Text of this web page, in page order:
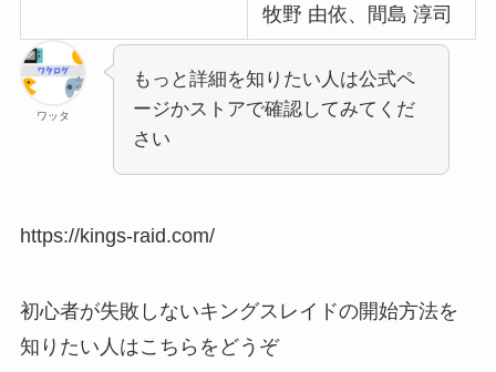
牧野 由依、間島 淳司
ワッタ
もっと詳細を知りたい人は公式ペ
ージかストアで確認してみてくだ
さい
https://kings-raid.com/
初心者が失敗しないキングスレイドの開始方法を
知りたい人はこちらをどうぞ